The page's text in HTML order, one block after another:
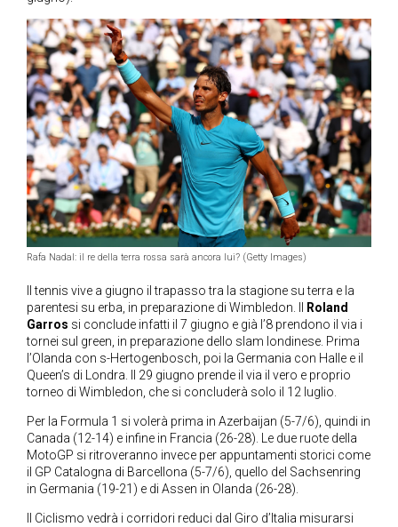
Rafa Nadal: il re della terra rossa sarà ancora lui? (Getty Images)
Il tennis vive a giugno il trapasso tra la stagione su terra e la
parentesi su erba, in preparazione di Wimbledon. Il
Roland
Garros si conclude infatti il 7 giugno e già l’8 prendono il via i
tornei sul green, in preparazione dello slam londinese. Prima
l’Olanda con s-Hertogenbosch, poi la Germania con Halle e il
Queen’s di Londra. Il 29 giugno prende il via il vero e proprio
torneo di Wimbledon, che si concluderà solo il 12 luglio.
Per la Formula 1 si volerà prima in Azerbaijan (5-7/6), quindi in
Canada (12-14) e infine in Francia (26-28). Le due ruote della
MotoGP si ritroveranno invece per appuntamenti storici come
il GP Catalogna di Barcellona (5-7/6), quello del Sachsenring
in Germania (19-21) e di Assen in Olanda (26-28).
Il Ciclismo vedrà i corridori reduci dal Giro d’Italia misurarsi